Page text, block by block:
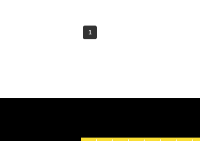
1